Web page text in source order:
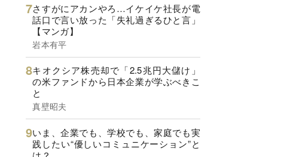
さすがにアカンやろ…イケイケ社長が電
話口で言い放った「失礼過ぎるひと言」
【マンガ】
岩本有平
キオクシア株売却で「2.5兆円大儲け」
の米ファンドから日本企業が学ぶべきこ
と
真壁昭夫
いま、企業でも、学校でも、家庭でも実
践したい“優しいコミュニケーション”と